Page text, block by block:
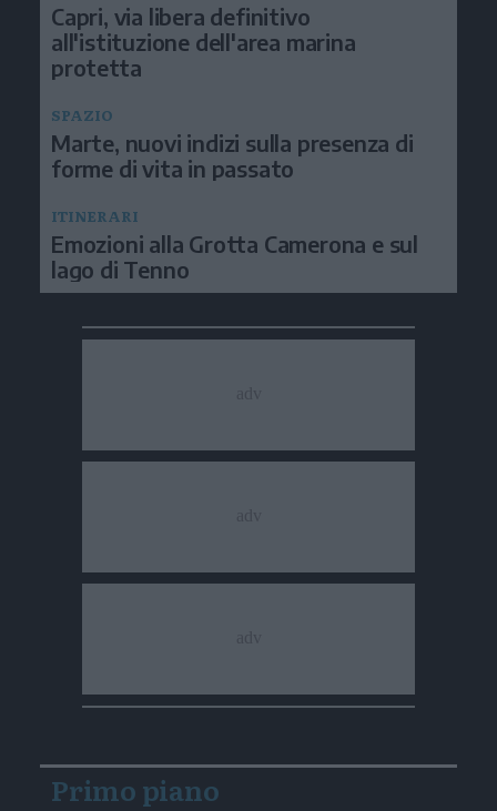
Capri, via libera definitivo
all'istituzione dell'area marina
protetta
SPAZIO
Marte, nuovi indizi sulla presenza di
forme di vita in passato
ITINERARI
Emozioni alla Grotta Camerona e sul
lago di Tenno
Primo piano